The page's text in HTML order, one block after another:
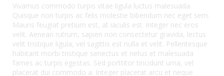
Vivamus commodo turpis vitae ligula luctus malesuada.
Quisque non turpis ac felis molestie bibendum nec eget sem.
Mauris feugiat pretium est, at iaculis est. Integer nec eros
velit. Aenean rutrum, sapien non consectetur gravida, lectus
velit tristique ligula, vel sagittis est nulla et velit. Pellentesque
habitant morbi tristique senectus et netus et malesuada
fames ac turpis egestas. Sed porttitor tincidunt urna, vel
placerat dui commodo a. Integer placerat arcu et neque